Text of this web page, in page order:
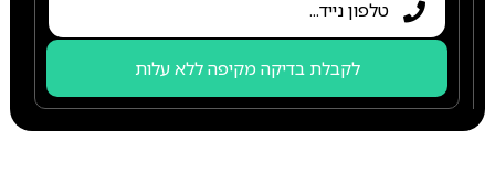
לקבלת בדיקה מקיפה ללא עלות